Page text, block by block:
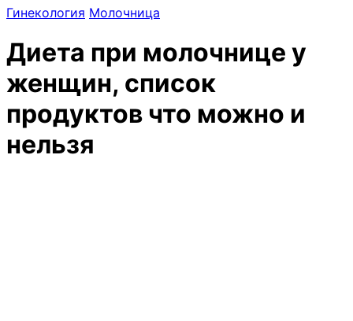
Гинекология Молочница
Диета при молочнице у
женщин, список
продуктов что можно и
нельзя